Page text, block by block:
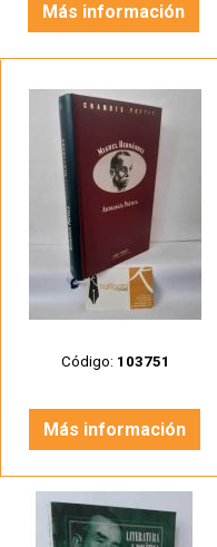
Más información
Código: 103751
Más información